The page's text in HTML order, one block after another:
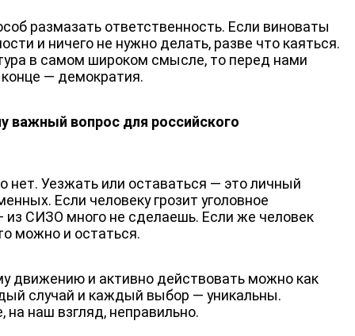
размазать ответственность. Если виноваты
и ничего не нужно делать, разве что каяться.
в самом широком смысле, то перед нами
конце — демократия.
важный вопрос для российского
нет. Уезжать или оставаться — это личный
Если человеку грозит уголовное
из СИЗО много не сделаешь. Если же человек
можно и остаться.
движению и активно действовать можно как
случай и каждый выбор — уникальны.
на наш взгляд, неправильно.